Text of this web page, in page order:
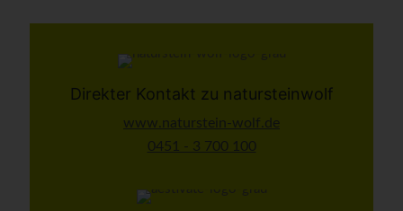
Direkter Kontakt zu natursteinwolf
www.naturstein-wolf.de
0451 - 3 700 100